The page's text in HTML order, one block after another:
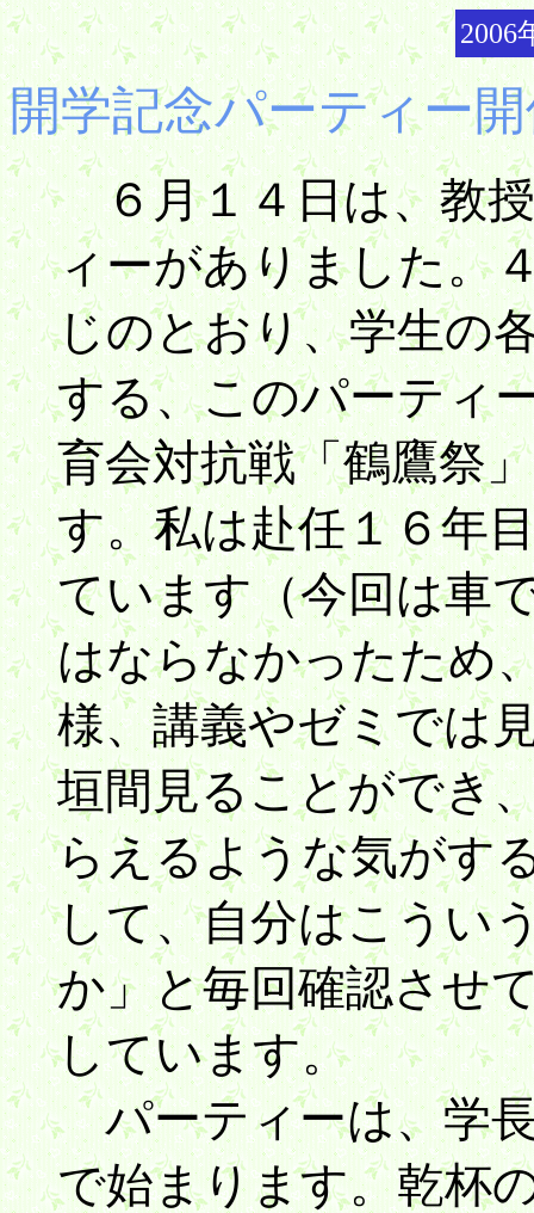
2006
開学記念パーティー
６月１４日は、教授
ィーがありました。
じのとおり、学生の
する、このパーティ
育会対抗戦「鶴鷹祭
す。私は赴任１６年
ています（今回は車
はならなかったため
様、講義やゼミでは
垣間見ることができ
らえるような気がす
して、自分はこうい
か」と毎回確認させ
しています。
パーティーは、学長
で始まります。乾杯